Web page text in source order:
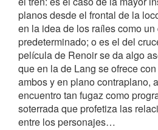
planos desde el frontal de la
en la idea de los raíles como un
predeterminado; o es el del
película de Renoir se da algo
que en la de Lang se ofrece
ambos y en plano contraplano,
encuentro tan fugaz como
soterrada que profetiza las
entre los personajes…